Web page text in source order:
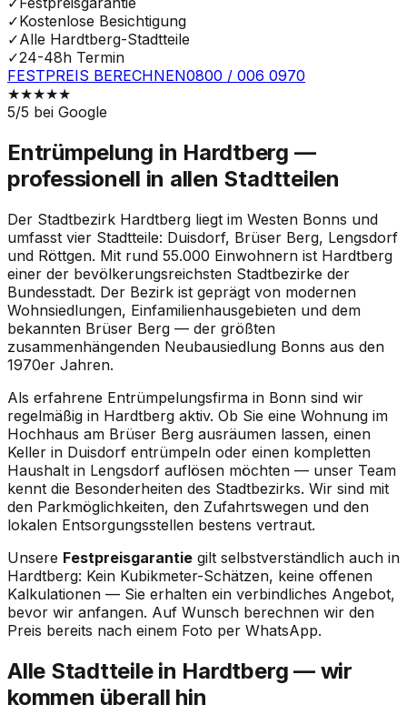
✓Kostenlose Besichtigung
✓Alle Hardtberg-Stadtteile
✓24-48h Termin
FESTPREIS BERECHNEN0800 / 006 0970
★★★★★
5/5 bei Google
Entrümpelung in Hardtberg —
professionell in allen Stadtteilen
Der Stadtbezirk Hardtberg liegt im Westen Bonns und
umfasst vier Stadtteile: Duisdorf, Brüser Berg, Lengsdorf
und Röttgen. Mit rund 55.000 Einwohnern ist Hardtberg
einer der bevölkerungsreichsten Stadtbezirke der
Bundesstadt. Der Bezirk ist geprägt von modernen
Wohnsiedlungen, Einfamilienhausgebieten und dem
bekannten Brüser Berg — der größten
zusammenhängenden Neubausiedlung Bonns aus den
1970er Jahren.
Als erfahrene Entrümpelungsfirma in Bonn sind wir
regelmäßig in Hardtberg aktiv. Ob Sie eine Wohnung im
Hochhaus am Brüser Berg ausräumen lassen, einen
Keller in Duisdorf entrümpeln oder einen kompletten
Haushalt in Lengsdorf auflösen möchten — unser Team
kennt die Besonderheiten des Stadtbezirks. Wir sind mit
den Parkmöglichkeiten, den Zufahrtswegen und den
lokalen Entsorgungsstellen bestens vertraut.
Unsere Festpreisgarantie gilt selbstverständlich auch in
Hardtberg: Kein Kubikmeter-Schätzen, keine offenen
Kalkulationen — Sie erhalten ein verbindliches Angebot,
bevor wir anfangen. Auf Wunsch berechnen wir den
Preis bereits nach einem Foto per WhatsApp.
Alle Stadtteile in Hardtberg — wir
kommen überall hin